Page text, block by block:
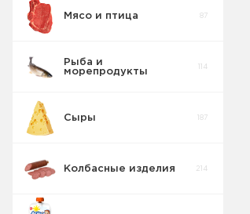
Мясо и птица 87
Рыба и
морепродукты
114
Сыры 187
Колбасные изделия 214